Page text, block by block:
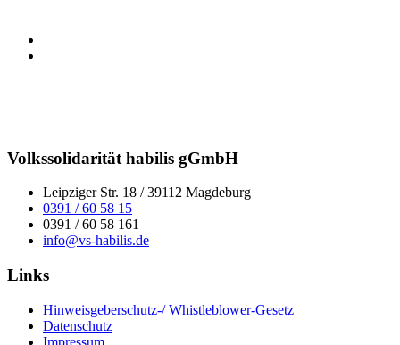
Volkssolidarität habilis gGmbH
Leipziger Str. 18 / 39112 Magdeburg
0391 / 60 58 15
0391 / 60 58 161
info@vs-habilis.de
Links
Hinweisgeberschutz-/ Whistleblower-Gesetz
Datenschutz
Impressum